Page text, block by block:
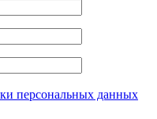
персональных данных